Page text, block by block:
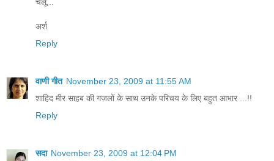
अर्श
Reply
वाणी गीत November 23, 2009 at 11:55 AM
शाहिद मीर साहब की गजलों के साथ उनके परिचय के लिए बहुत आभार ...!!
Reply
सदा November 23, 2009 at 12:04 PM